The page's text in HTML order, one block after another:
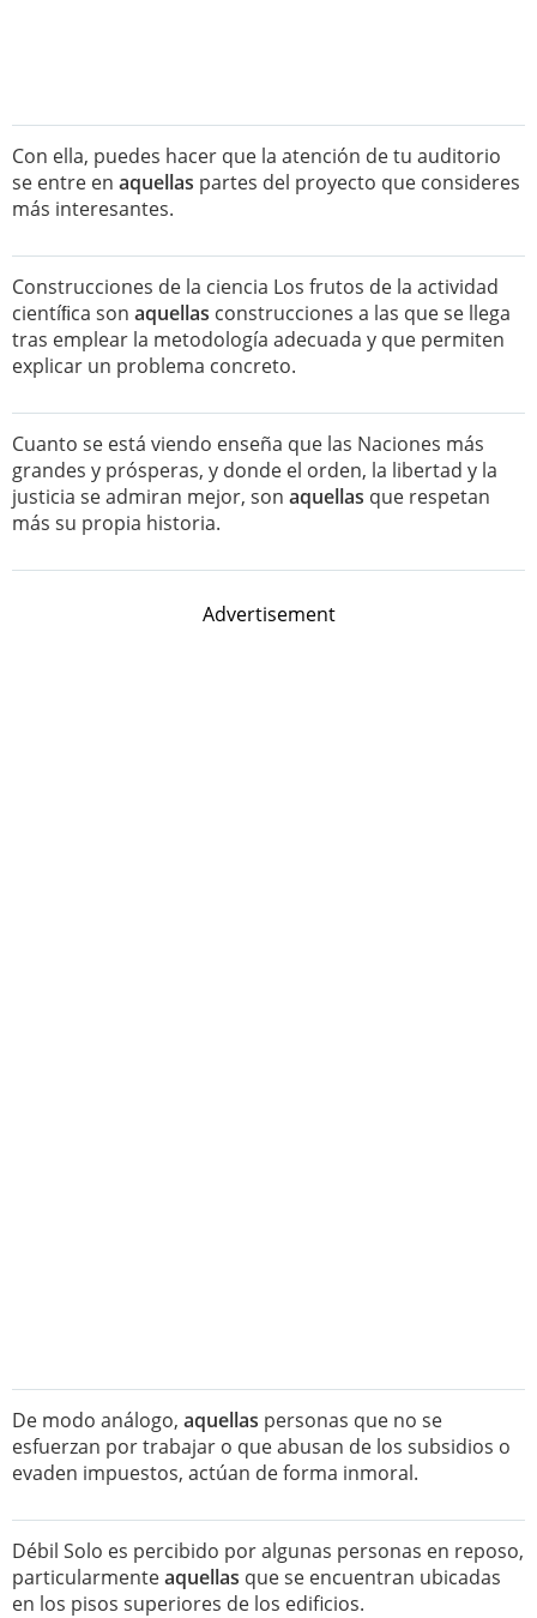
Con ella, puedes hacer que la atención de tu auditorio
se entre en aquellas partes del proyecto que consideres
más interesantes.
Construcciones de la ciencia Los frutos de la actividad
cientíﬁca son aquellas construcciones a las que se llega
tras emplear la metodología adecuada y que permiten
explicar un problema concreto.
Cuanto se está viendo enseña que las Naciones más
grandes y prósperas, y donde el orden, la libertad y la
justicia se admiran mejor, son aquellas que respetan
más su propia historia.
Advertisement
De modo análogo, aquellas personas que no se
esfuerzan por trabajar o que abusan de los subsidios o
evaden impuestos, actúan de forma inmoral.
Débil Solo es percibido por algunas personas en reposo,
particularmenteaquellas que se encuentran ubicadas
en los pisos superiores de los edificios.